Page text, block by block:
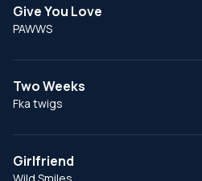
Give You Love
PAWWS
Two Weeks
Fka twigs
Girlfriend